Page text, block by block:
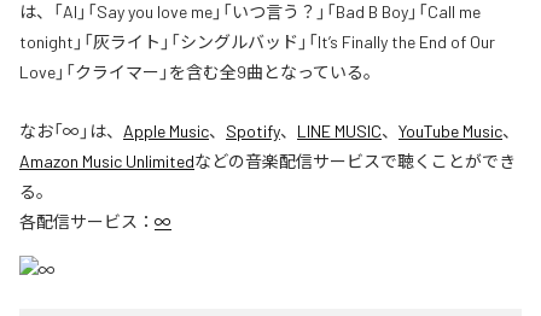
は、「AI」「Say you love me」「いつ言う？」「Bad B Boy」「Call me
tonight」「灰ライト」「シングルバッド」「It’s Finally the End of Our
Love」「クライマー」を含む全9曲となっている。
なお「∞ 」は、 Apple Music、 Spotify、 LINE MUSIC、 YouTube Music、
Amazon Music Unlimitedなどの音楽配信サービスで聴くことができ
る。
各配信サービス： ∞